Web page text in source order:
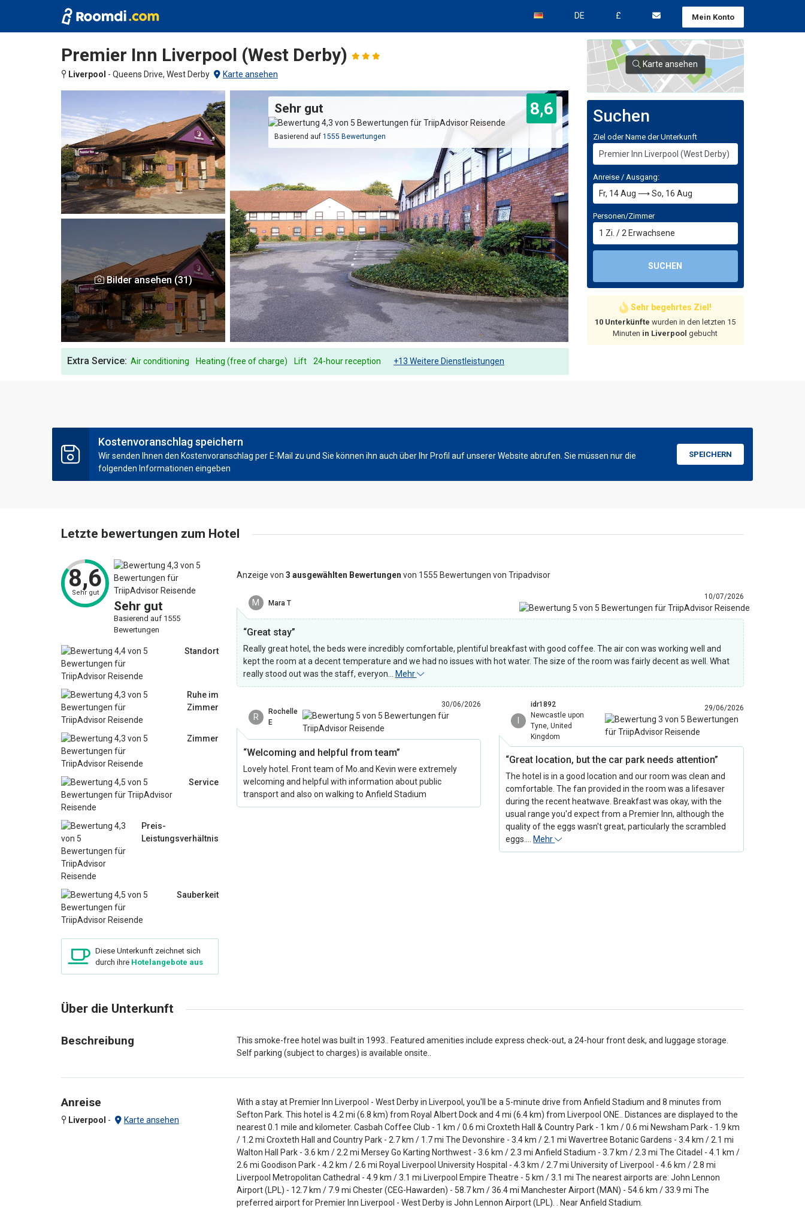
DE £ Mein Konto
Premier Inn Liverpool (West Derby)
Liverpool - Queens Drive, West Derby Karte ansehen
Bilder ansehen (31)
Sehr gut 8,6
Basierend auf1555 Bewertungen
Extra Service: Air conditioning Heating (free of charge) Lift 24-hour reception +13 Weitere Dienstleistungen
Karte ansehen
Suchen
Ziel oder Name der Unterkunft
Anreise / Ausgang:
Personen/Zimmer
1 Zi. /2 Erwachsene
SUCHEN
Sehr begehrtes Ziel!
10 Unterkünfte wurden in den letzten 15
Minuten in Liverpool gebucht
Kostenvoranschlag speichern
Wir senden Ihnen den Kostenvoranschlag per E-Mail zu und Sie können ihn auch über Ihr Profil auf unserer Website abrufen. Sie müssen nur die
folgenden Informationen eingeben
SPEICHERN
Letzte bewertungen zum Hotel
8,6
Sehr gut
Sehr gut
Basierend auf 1555
Bewertungen
Standort
Ruhe im
Zimmer
Zimmer
Service
Preis-
Leistungsverhältnis
Sauberkeit
Diese Unterkunft zeichnet sich
durch ihre Hotelangebote aus
Anzeige von 3 ausgewählten Bewertungen von 1555 Bewertungen von Tripadvisor
M Mara T
10/07/2026
“Great stay”
Really great hotel, the beds were incredibly comfortable, plentiful breakfast with good coffee. The air con was working well and
kept the room at a decent temperature and we had no issues with hot water. The size of the room was fairly decent as well. What
really stood out was the staff, everyon…
Mehr
R
Rochelle
E
30/06/2026
“Welcoming and helpful from team”
Lovely hotel. Front team of Mo.and Kevin were extremely
welcoming and helpful with information about public
transport and also on walking to Anfield Stadium
I
idr1892
Newcastle upon
Tyne, United
Kingdom
29/06/2026
“Great location, but the car park needs attention”
The hotel is in a good location and our room was clean and
comfortable. The fan provided in the room was a lifesaver
during the recent heatwave. Breakfast was okay, with the
usual range you'd expect from a Premier Inn, although the
quality of the eggs wasn't great, particularly the scrambled
eggs.…
Mehr
Über die Unterkunft
Beschreibung
This smoke-free hotel was built in 1993.. Featured amenities include express check-out, a 24-hour front desk, and luggage storage.
Self parking (subject to charges) is available onsite..
Anreise
Liverpool - Karte ansehen
With a stay at Premier Inn Liverpool - West Derby in Liverpool, you'll be a 5-minute drive from Anfield Stadium and 8 minutes from
Sefton Park. This hotel is 4.2 mi (6.8 km) from Royal Albert Dock and 4 mi (6.4 km) from Liverpool ONE.. Distances are displayed to the
nearest 0.1 mile and kilometer. Casbah Coffee Club - 1 km / 0.6 mi Croxteth Hall & Country Park - 1 km / 0.6 mi Newsham Park - 1.9 km
/ 1.2 mi Croxteth Hall and Country Park - 2.7 km / 1.7 mi The Devonshire - 3.4 km / 2.1 mi Wavertree Botanic Gardens - 3.4 km / 2.1 mi
Walton Hall Park - 3.6 km / 2.2 mi Mersey Go Karting Northwest - 3.6 km / 2.3 mi Anfield Stadium - 3.7 km / 2.3 mi The Citadel - 4.1 km /
2.6 mi Goodison Park - 4.2 km / 2.6 mi Royal Liverpool University Hospital - 4.3 km / 2.7 mi University of Liverpool - 4.6 km / 2.8 mi
Liverpool Metropolitan Cathedral - 4.9 km / 3.1 mi Liverpool Empire Theatre - 5 km / 3.1 mi The nearest airports are: John Lennon
Airport (LPL) - 12.7 km / 7.9 mi Chester (CEG-Hawarden) - 58.7 km / 36.4 mi Manchester Airport (MAN) - 54.6 km / 33.9 mi The
preferred airport for Premier Inn Liverpool - West Derby is John Lennon Airport (LPL). . Near Anfield Stadium.